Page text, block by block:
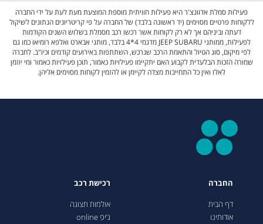
פעילות סמלת אדוונצ'ר היא פעילות חוויתית מוספת המוצעת מעת לעת על ידי החברה
ללקוחות פרטיים מסוימים (יד ראשונה בלבד) של החברה על פי קריטריונים הנתונים לשיקול
דעתה וביניהם אך לא רק לקוחות אשר רכשו רכב מסמלת בשלוש השנים הקודמות
לפעילות, ממותגי JEEP SUBARU מדגמי 4*4 בלבד, מותגי אבארט ואלפא רומיאו כמו גם
לפי מיקום, סוג הטיול והתאמת הרכב שנרכש, השתתפות באירועים קודמים וכיו"ב. לחברה
שמורה הזכות הבלעדית לקבוע האם יתקיימו פעילויות כאמור, תוכן פעילויות כאמור ומי יוזמן
לאלו ואין כל התחייבות מצדה לקיימן או להזמין לקוחות מסוימים אליהן.
החברה
דף הבית
אודותינו
רכישת רכב
אולמות תצוגה
ג’יפ online